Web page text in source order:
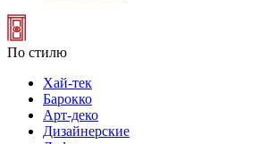
По стилю
Хай-тек
Барокко
Арт-деко
Дизайнерские